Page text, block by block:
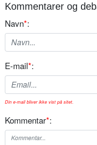
Kommentarer og
Navn*:
E-mail*:
Din e-mail bliver ikke vist på sitet.
Kommentar*: